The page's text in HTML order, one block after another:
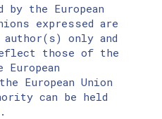
by the European
expressed are
only and
those of the
European
European Union
can be held